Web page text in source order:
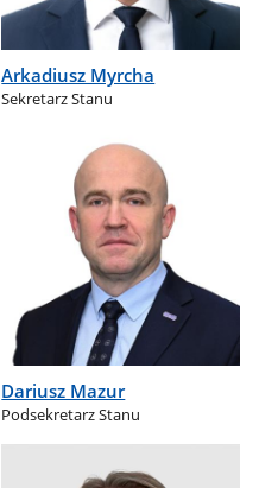
Arkadiusz Myrcha
Sekretarz Stanu
Dariusz Mazur
Podsekretarz Stanu